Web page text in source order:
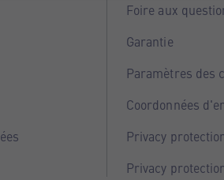
Foire aux
Garantie
Paramètres des
Coordonnées
Privacy
Privacy